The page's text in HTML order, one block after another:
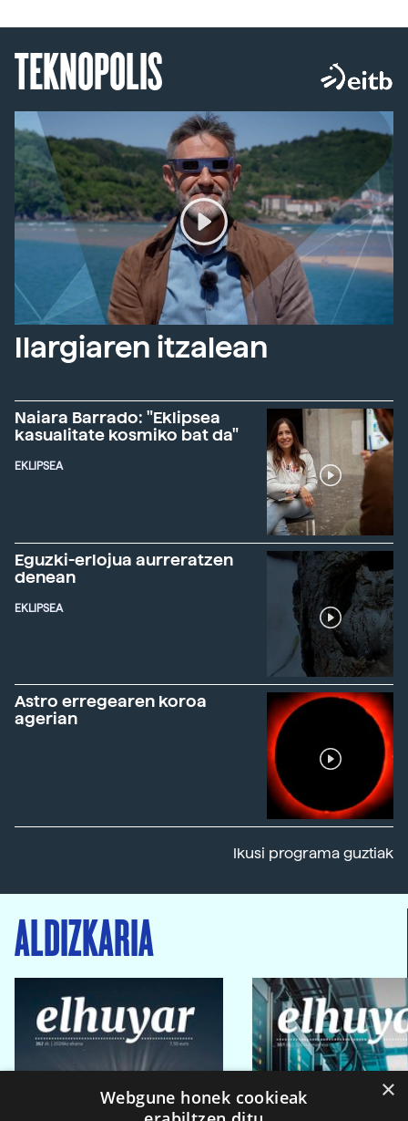
TEKNOPOLIS
Ilargiaren itzalean
Naiara Barrado: "Eklipsea
kasualitate kosmiko bat da"
EKLIPSEA
Eguzki-erlojua aurreratzen
denean
EKLIPSEA
Astro erregearen koroa
agerian
Ikusi programa guztiak
ALDIZKARIA
×
Webgune honek cookieak